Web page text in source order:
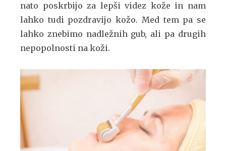
nato poskrbijo za lepši videz kože in nam
lahko tudi pozdravijo kožo. Med tem pa se
lahko znebimo nadležnih gub, ali pa drugih
nepopolnosti na koži.